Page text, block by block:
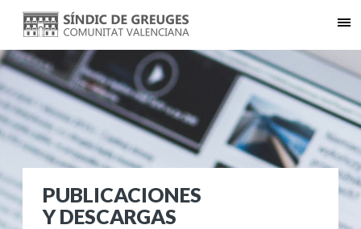
PUBLICACIONES
Y DESCARGAS